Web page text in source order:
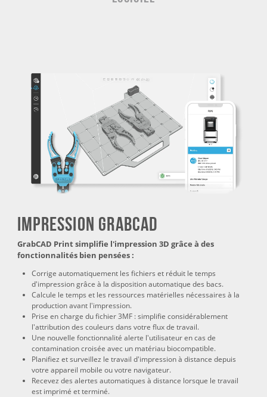
Impression GrabCAD
GrabCAD Print simplifie l'impression 3D grâce à des
fonctionnalités bien pensées :
Corrige automatiquement les fichiers et réduit le temps
d'impression grâce à la disposition automatique des bacs.
Calcule le temps et les ressources matérielles nécessaires à la
production avant l'impression.
Prise en charge du fichier 3MF : simplifie considérablement
l'attribution des couleurs dans votre flux de travail.
Une nouvelle fonctionnalité alerte l'utilisateur en cas de
contamination croisée avec un matériau biocompatible.
Planifiez et surveillez le travail d'impression à distance depuis
votre appareil mobile ou votre navigateur.
Recevez des alertes automatiques à distance lorsque le travail
est imprimé et terminé.